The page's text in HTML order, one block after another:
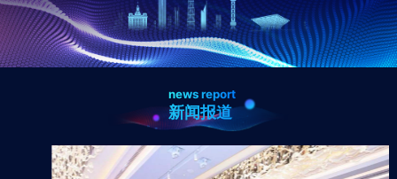
视频回顾
现场图集
联系我们
news report
新闻报道